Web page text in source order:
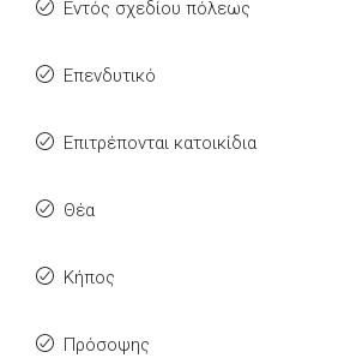
Εντός σχεδίου πόλεως
Επενδυτικό
Επιτρέπονται κατοικίδια
Θέα
Κήπος
Πρόσοψης